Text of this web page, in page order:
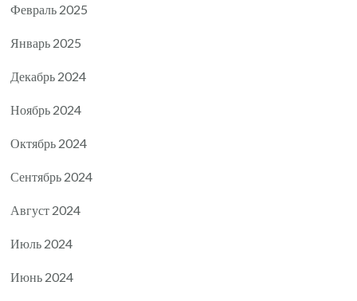
Февраль 2025
Январь 2025
Декабрь 2024
Ноябрь 2024
Октябрь 2024
Сентябрь 2024
Август 2024
Июль 2024
Июнь 2024